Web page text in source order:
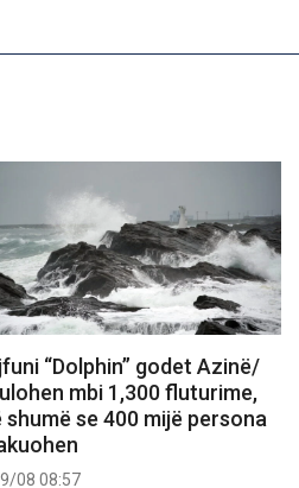
“Dolphin” godet Azinë/
mbi 1,300 fluturime,
shumë se 400 mijë persona
08 08:57